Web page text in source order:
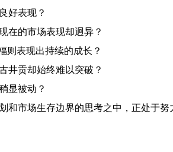
好表现？
在的市场表现却迥异？
则表现出持续的成长？
井贡却始终难以突破？
显被动？
市场生存边界的思考之中，正处于